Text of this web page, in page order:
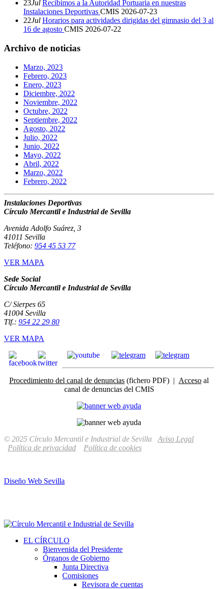
23Jul Recibimos a la Autoridad Portuaria en nuestras
Instalaciones Deportivas CMIS 2026-07-23
22Jul Horarios para actividades dirigidas del gimnasio del 3 al
16 de agosto CMIS 2026-07-22
Archivo de noticias
Marzo, 2023
Febrero, 2023
Enero, 2023
Diciembre, 2022
Noviembre, 2022
Octubre, 2022
Septiembre, 2022
Agosto, 2022
Julio, 2022
Junio, 2022
Mayo, 2022
Abril, 2022
Marzo, 2022
Febrero, 2022
Instalaciones Deportivas
Círculo Mercantil e Industrial de Sevilla
Avenida Adolfo Suárez, 3
41011 Sevilla
Teléfono: 954 45 53 77
VER MAPA
Sede Social
Círculo Mercantil e Industrial de Sevilla
C/ Sierpes 65
41004 Sevilla
Tlf.: 954 22 29 80
VER MAPA
Procedimiento del canal de denuncias (fichero PDF) | Acceso al
canal de denuncias del CMIS
© 2025 Círculo Mercantil e Industrial de Sevilla Aviso Legal
Política de privacidad
Política de cookies
Diseño Web Sevilla
EL CÍRCULO
Bienvenida del Presidente
Órganos de Gobierno
Junta Directiva
Comisiones
Revisora de cuentas